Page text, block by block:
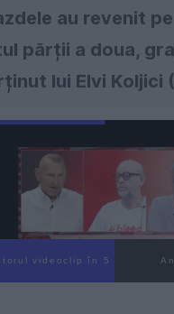
au revenit
părții a doua,
lui Elvi Koljici
videoclip în 3